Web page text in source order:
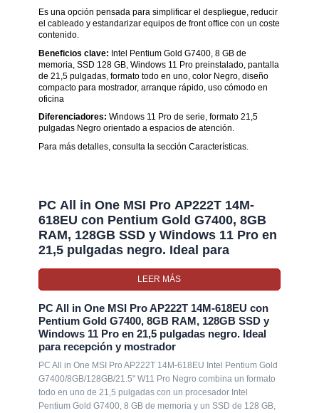
Es una opción pensada para simplificar el despliegue, reducir
el cableado y estandarizar equipos de front office con un coste
contenido.
Beneficios clave: Intel Pentium Gold G7400, 8 GB de
memoria, SSD 128 GB, Windows 11 Pro preinstalado, pantalla
de 21,5 pulgadas, formato todo en uno, color Negro, diseño
compacto para mostrador, arranque rápido, uso cómodo en
oficina
Diferenciadores: Windows 11 Pro de serie, formato 21,5
pulgadas Negro orientado a espacios de atención.
Para más detalles, consulta la sección Características.
PC All in One MSI Pro AP222T 14M-
618EU con Pentium Gold G7400, 8GB
RAM, 128GB SSD y Windows 11 Pro en
21,5 pulgadas negro. Ideal para
PC All in One MSI Pro AP222T 14M-618EU Intel Pentium Gold
todo en uno de 21,5 pulgadas con un procesador Intel
Pentium Gold G7400, 8 GB de memoria y un SSD de 128 GB,
entregando rapidez de arranque y respuesta fluida en
aplicaciones de oficina.
Windows 11 Pro viene preinstalado para facilitar la integración
en dominios, la gestión de cuentas y políticas, y un despliegue
más sencillo en entornos corporativos.
LEER MÁS
PC All in One MSI Pro AP222T 14M-618EU con
Pentium Gold G7400, 8GB RAM, 128GB SSD y
Windows 11 Pro en 21,5 pulgadas negro. Ideal
para recepción y mostrador
PC All in One MSI Pro AP222T 14M-618EU Intel Pentium Gold
G7400/8GB/128GB/21.5" W11 Pro Negro combina un formato
todo en uno de 21,5 pulgadas con un procesador Intel
Pentium Gold G7400, 8 GB de memoria y un SSD de 128 GB,